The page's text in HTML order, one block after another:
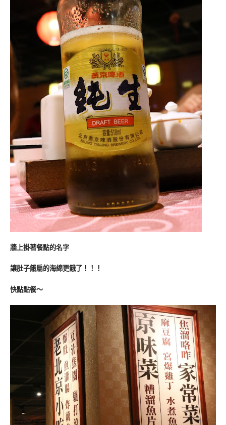
牆上掛著餐點的名字
讓肚子餓扁的海綿更餓了！！！
快點點餐～